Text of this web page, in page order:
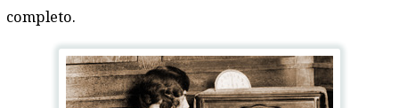
completo.